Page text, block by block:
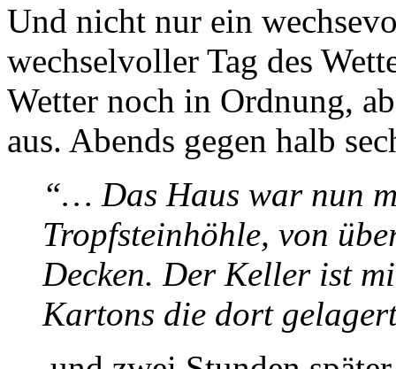
Und nicht nur ein
wechselvoller Tag des
Wetter noch in Ordnung,
aus. Abends gegen halb
“… Das Haus war nun
Tropfsteinhöhle, von
Decken. Der Keller ist
Kartons die dort